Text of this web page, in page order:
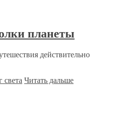
планеты
действительно
Читать дальше